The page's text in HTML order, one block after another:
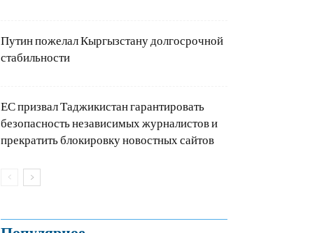
Путин пожелал Кыргызстану долгосрочной
стабильности
ЕС призвал Таджикистан гарантировать
безопасность независимых журналистов и
прекратить блокировку новостных сайтов